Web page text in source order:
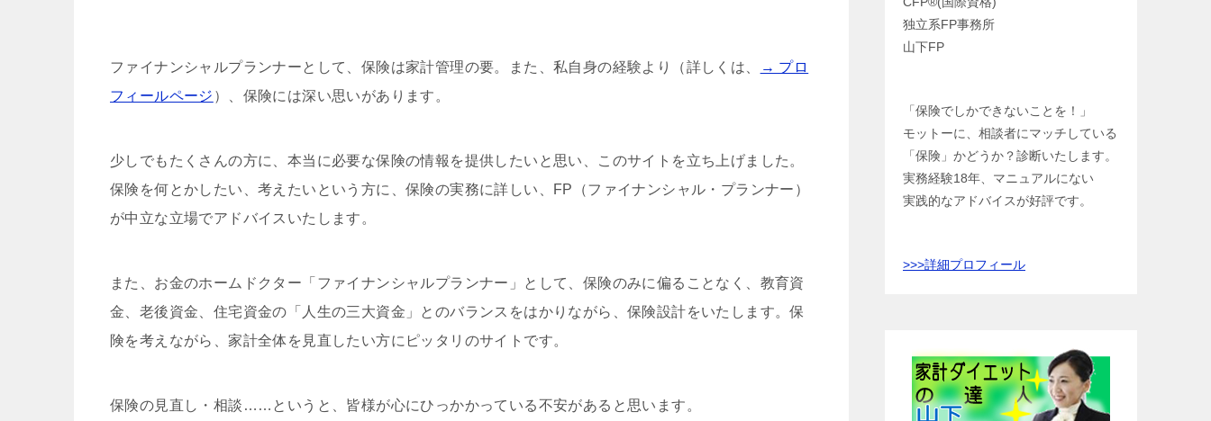
ファイナンシャルプランナーとして、保険は家計管理の要。また、私自身の経験より（詳しくは、
→ プロ
フィールページ ）、保険には深い思いがあります。
少しでもたくさんの方に、本当に必要な保険の情報を提供したいと思い、このサイトを立ち上げました。
保険を何とかしたい、考えたいという方に、保険の実務に詳しい、FP（ファイナンシャル・プランナー）
が中立な立場でアドバイスいたします。
また、お金のホームドクター「ファイナンシャルプランナー」として、保険のみに偏ることなく、教育資
金、老後資金、住宅資金の「人生の三大資金」とのバランスをはかりながら、保険設計をいたします。保
険を考えながら、家計全体を見直したい方にピッタリのサイトです。
保険の見直し・相談……というと、皆様が心にひっかかっている不安があると思います。
独立系FP事務所
山下FP
「保険でしかできないことを！」
モットーに、相談者にマッチしている
「保険」かどうか？診断いたします。
実務経験18年、マニュアルにない
実践的なアドバイスが好評です。
>>>詳細プロフィール